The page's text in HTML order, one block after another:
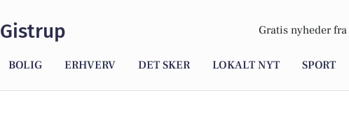
Gistrup Gratis nyheder fra
BOLIG ERHVERV DET SKER LOKALT NYT SPORT